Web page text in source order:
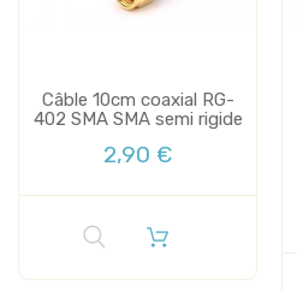
Câble 10cm coaxial RG-
402 SMA SMA semi rigide
2,90 €